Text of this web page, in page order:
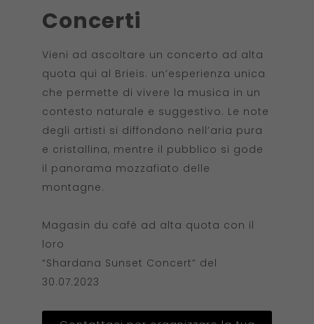
Concerti
Vieni ad ascoltare un concerto ad alta
quota qui al Brieis: un’esperienza unica
che permette di vivere la musica in un
contesto naturale e suggestivo. Le note
degli artisti si diffondono nell’aria pura
e cristallina, mentre il pubblico si gode
il panorama mozzafiato delle
montagne.
Magasin du café ad alta quota con il
loro
“Shardana Sunset Concert” del
30.07.2023